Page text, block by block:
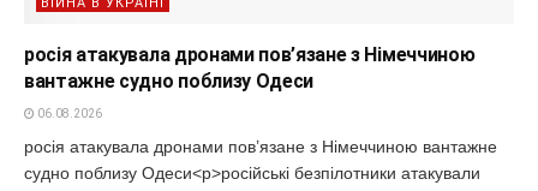
росія атакувала дронами пов’язане з Німеччиною
вантажне судно поблизу Одеси
06.08.2026
росія атакувала дронами пов’язане з Німеччиною вантажне
судно поблизу Одеси<p>російські безпілотники атакували